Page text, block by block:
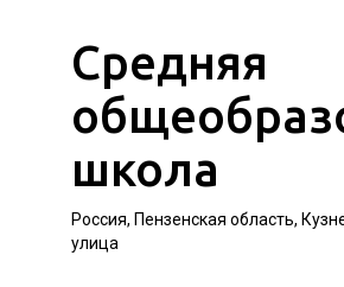
Средняя
школа
Россия, Пензенская область,
улица